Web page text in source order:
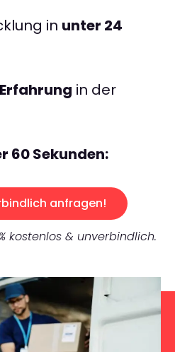
in unter 24
in der
60 Sekunden:
anfragen!
kostenlos & unverbindlich.